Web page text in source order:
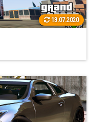
13.07.2020